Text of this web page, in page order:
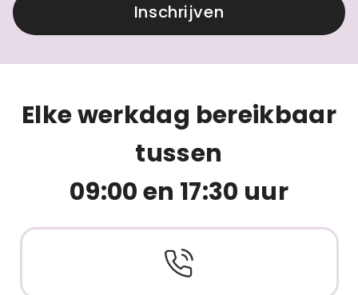
Inschrijven
Elke werkdag bereikbaar
tussen
09:00 en 17:30 uur